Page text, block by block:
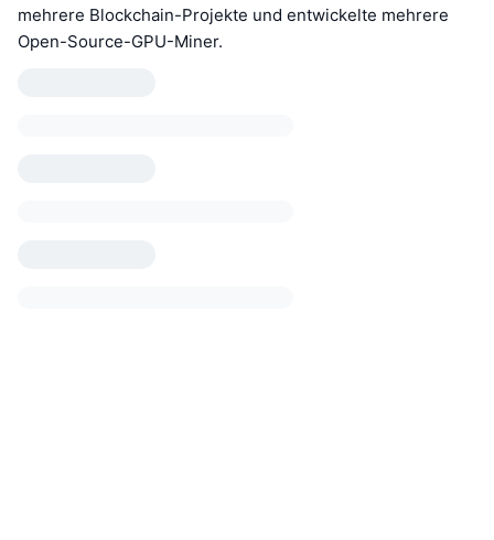
mehrere Blockchain-Projekte und entwickelte mehrere
Open-Source-GPU-Miner.